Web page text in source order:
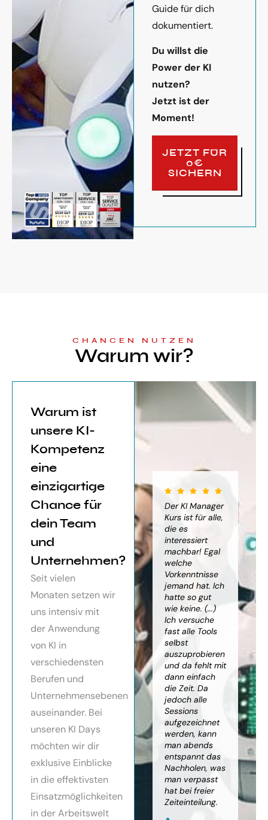
Guide für dich
dokumentiert.
Du willst die
Power der KI
nutzen?
Jetzt ist der
Moment!
JETZT FÜR
0€
SICHERN
CHANCEN NUTZEN
Warum wir?
Warum ist
unsere KI-
Kompetenz
eine
einzigartige
Chance für
dein Team
und
Unternehmen?
Seit vielen
Monaten setzen wir
uns intensiv mit
der Anwendung
von KI in
verschiedensten
Berufen und
Unternehmensebenen
auseinander. Bei
unseren KI Days
möchten wir dir
exklusive Einblicke
in die effektivsten
Einsatzmöglichkeiten
in der Arbeitswelt
von
sehr
die
von KI
von
Elisabeth
Der KI Manager
mich sehr
toller Überblick
über alles, was
mit kleinem
Ausblick.
Auf alle Fragen
teilweise
wurden für
Probleme noch
Anleitungen
bereitgestellt.
Monika
Vietz
Der KI Manager
Kurs ist für alle,
die es
interessiert
machbar! Egal
welche
Vorkenntnisse
jemand hat. Ich
hatte so gut
wie keine. (...)
Ich versuche
fast alle Tools
selbst
auszuprobieren
und da fehlt mit
dann einfach
die Zeit. Da
jedoch alle
Sessions
aufgezeichnet
werden, kann
man abends
entspannt das
Nachholen, was
man verpasst
hat bei freier
Zeiteinteilung.
zu